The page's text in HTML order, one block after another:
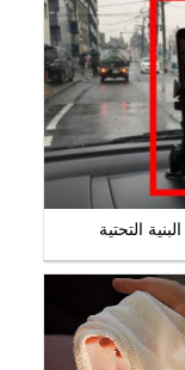
التحتية